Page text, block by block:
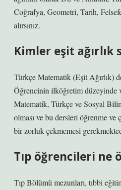
Coğrafya, Geometri, Tarih,
alırsınız.
Kimler eşit ağırlık
Türkçe Matematik (Eşit Ağırlık)
Öğrencinin ilköğretim düzeyinde
Matematik, Türkçe ve Sosyal
olması ve bu dersleri öğrenme ve
bir zorluk çekmemesi
Tıp öğrencileri ne
Tıp Bölümü mezunları, tıbbi